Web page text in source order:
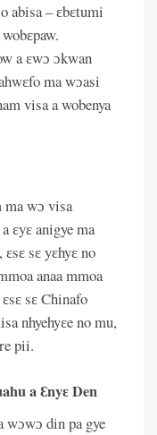
abisa – ɛbɛtumi
a ɛwɔ ɔkwan
ma wɔasi
visa a wobenya
ma wɔ visa
ɛyɛ anigye ma
sɛ yɛhyɛ no
anaa mmoa
sɛ Chinafo
nhyehyɛe no mu,
pii.
a Ɛnyɛ Den
wɔwɔ din pa gye